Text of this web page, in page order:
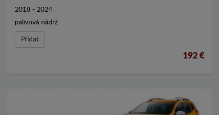
2018 - 2024
palivová nádrž
Přídat
192 €